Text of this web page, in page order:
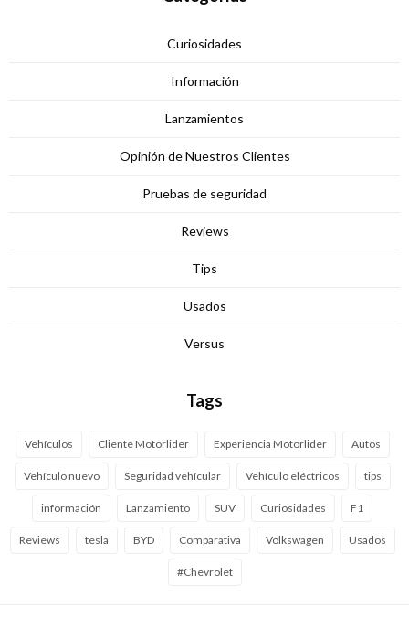
Curiosidades
Información
Lanzamientos
Opinión de Nuestros Clientes
Pruebas de seguridad
Reviews
Tips
Usados
Versus
Tags
Vehículos Cliente Motorlider Experiencia Motorlider Autos
Vehículo nuevo Seguridad vehícular Vehículo eléctricos tips
información Lanzamiento SUV Curiosidades F1
Reviews tesla BYD Comparativa Volkswagen Usados
#Chevrolet